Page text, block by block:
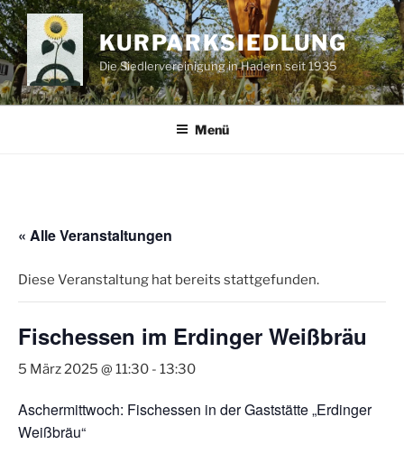
Zum
Inhalt
springen
KURPARKSIEDLUNG
Die Siedlervereinigung in Hadern seit 1935
Menü
« Alle Veranstaltungen
Diese Veranstaltung hat bereits stattgefunden.
Fischessen im Erdinger Weißbräu
5 März 2025 @ 11:30 - 13:30
Aschermittwoch: Fischessen in der Gaststätte „Erdinger
Weißbräu“